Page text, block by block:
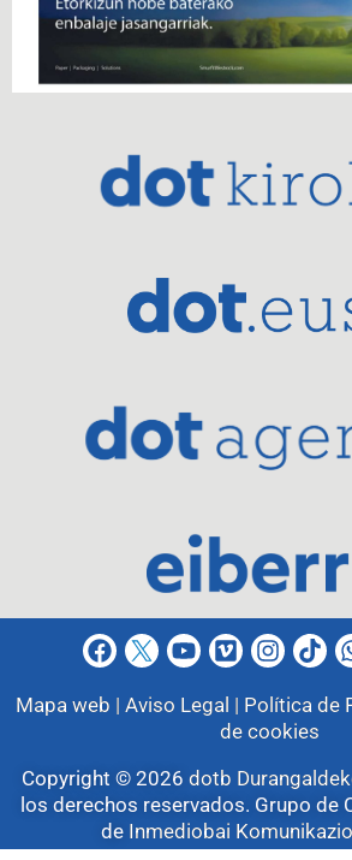
Mapa web | Aviso Legal | Política de
de cookies
Copyright © 2026 dotb
los derechos reservados. Grupo de
de Inmediobai